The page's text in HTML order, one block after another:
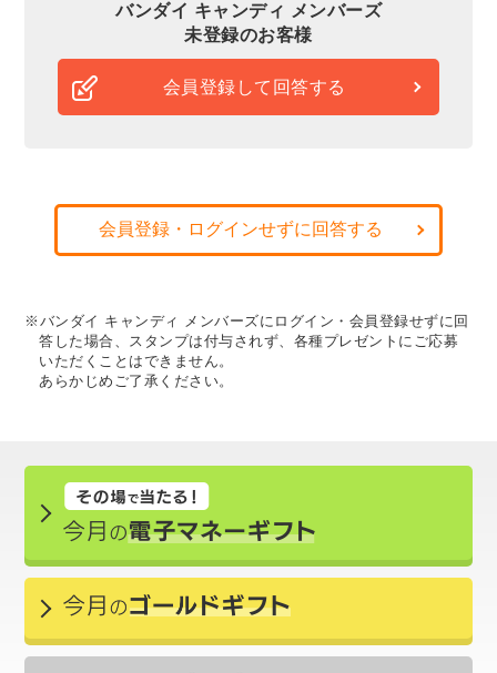
バンダイ キャンディ メンバーズ
未登録のお客様
会員登録して回答する
会員登録・ログインせずに回答する
※バンダイ キャンディ メンバーズにログイン・会員登録せずに回
答した場合、スタンプは付与されず、各種プレゼントにご応募
いただくことはできません。
あらかじめご了承ください。